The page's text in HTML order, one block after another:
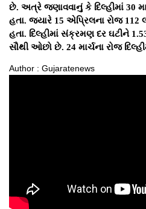
છે. અત્રે જણાવવાનું કે દિલ્હીમાં 30
હતા. જ્યારે 15 એપ્રિલના રોજ 112
હતા. દિલ્હીમાં સંક્રમણ દર ઘટીને
સૌથી ઓછો છે. 24 માર્ચના રોજ
Author : Gujaratenews